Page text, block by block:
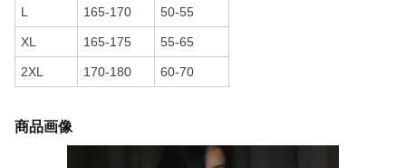
L 165-170 50-55
XL 165-175 55-65
2XL 170-180 60-70
商品画像